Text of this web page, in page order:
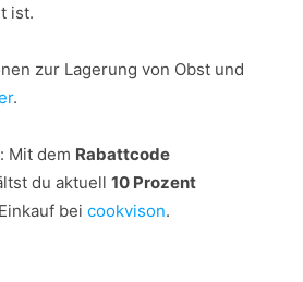
ist.
zur Lagerung von Obst und
.
Mit dem Rabattcode
du aktuell 10 Prozent
bei cookvison.